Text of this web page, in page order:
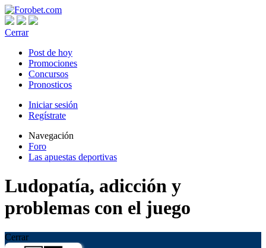
Cerrar
Post de hoy
Promociones
Concursos
Pronosticos
Iniciar sesión
Regístrate
Navegación
Foro
Las apuestas deportivas
Ludopatía, adicción y
problemas con el juego
Cerrar